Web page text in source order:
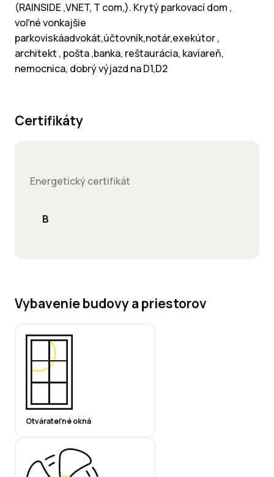
(RAINSIDE ,VNET, T com,). Krytý parkovací dom ,
voľné vonkajšie
parkoviskáadvokát,účtovník,notár,exekútor ,
architekt , pošta ,banka, reštaurácia, kaviareň,
nemocnica, dobrý výjazd na D1,D2
Certifikáty
Energetický certifikát
B
Vybavenie budovy a priestorov
Otvárateľné okná